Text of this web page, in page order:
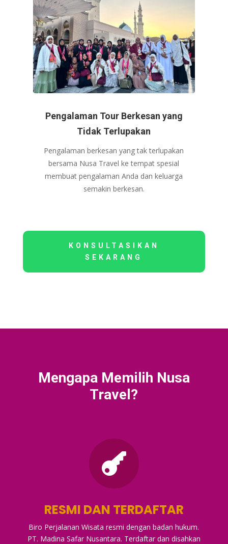
Pengalaman Tour Berkesan yang
Tidak Terlupakan
Pengalaman berkesan yang tak terlupakan
bersama Nusa Travel ke tempat spesial
membuat pengalaman Anda dan keluarga
semakin berkesan.
KONSULTASIKAN
SEKARANG
Mengapa Memilih Nusa
Travel?

RESMI DAN TERDAFTAR
Biro Perjalanan Wisata resmi dengan badan hukum.
PT. Madina Safar Nusantara. Terdaftar dan disahkan